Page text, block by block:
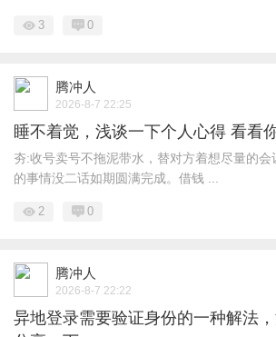
3 0
腾冲人
2026-8-7 22:25
睡不着觉，浅谈一下个人心得 看看
夯:收号卖号不拖泥带水，替对方着想尽量的
的事情没二话如期圆满完成。借钱 ...
2 0
腾冲人
2026-8-7 22:22
异地登录需要验证身份的一种解法